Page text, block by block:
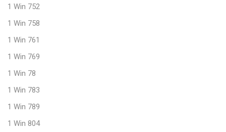
1 Win 752
1 Win 758
1 Win 761
1 Win 769
1 Win 78
1 Win 783
1 Win 789
1 Win 804